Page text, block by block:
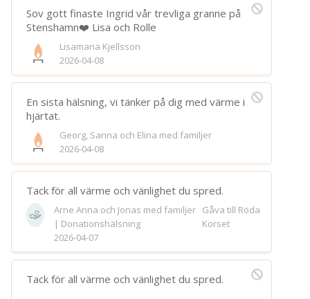
Sov gott finaste Ingrid vår trevliga granne på
Stenshamn❤️ Lisa och Rolle
Lisamaria Kjellsson
2026-04-08
En sista hälsning, vi tänker på dig med värme i
hjärtat.
Georg, Sanna och Elina med familjer
2026-04-08
Tack för all värme och vänlighet du spred.
Arne Anna och Jonas med familjer
| Donationshälsning
2026-04-07
Gåva till Röda
Korset
Tack för all värme och vänlighet du spred.